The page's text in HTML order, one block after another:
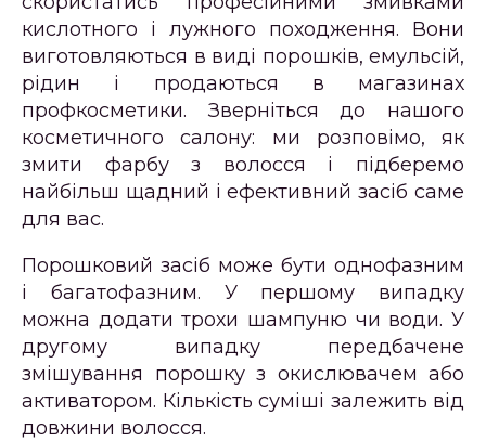
кислотного і лужного походження. Вони
виготовляються в виді порошків, емульсій,
рідин і продаються в магазинах
профкосметики. Зверніться до нашого
косметичного салону: ми розповімо, як
змити фарбу з волосся і підберемо
найбільш щадний і ефективний засіб саме
для вас.
Порошковий засіб може бути однофазним
і багатофазним. У першому випадку
можна додати трохи шампуню чи води. У
другому випадку передбачене
змішування порошку з окислювачем або
активатором. Кількість суміші залежить від
довжини волосся.